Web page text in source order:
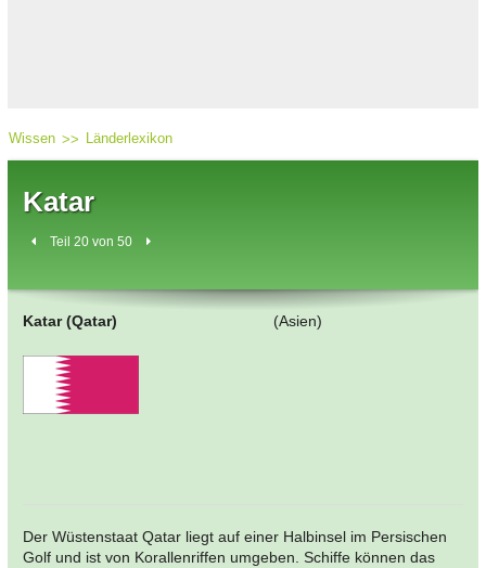
Wissen Länderlexikon
Katar
Teil 20 von 50
Katar (Qatar) (Asien)
Der Wüstenstaat Qatar liegt auf einer Halbinsel im Persischen
Golf und ist von Korallenriffen umgeben. Schiffe können das